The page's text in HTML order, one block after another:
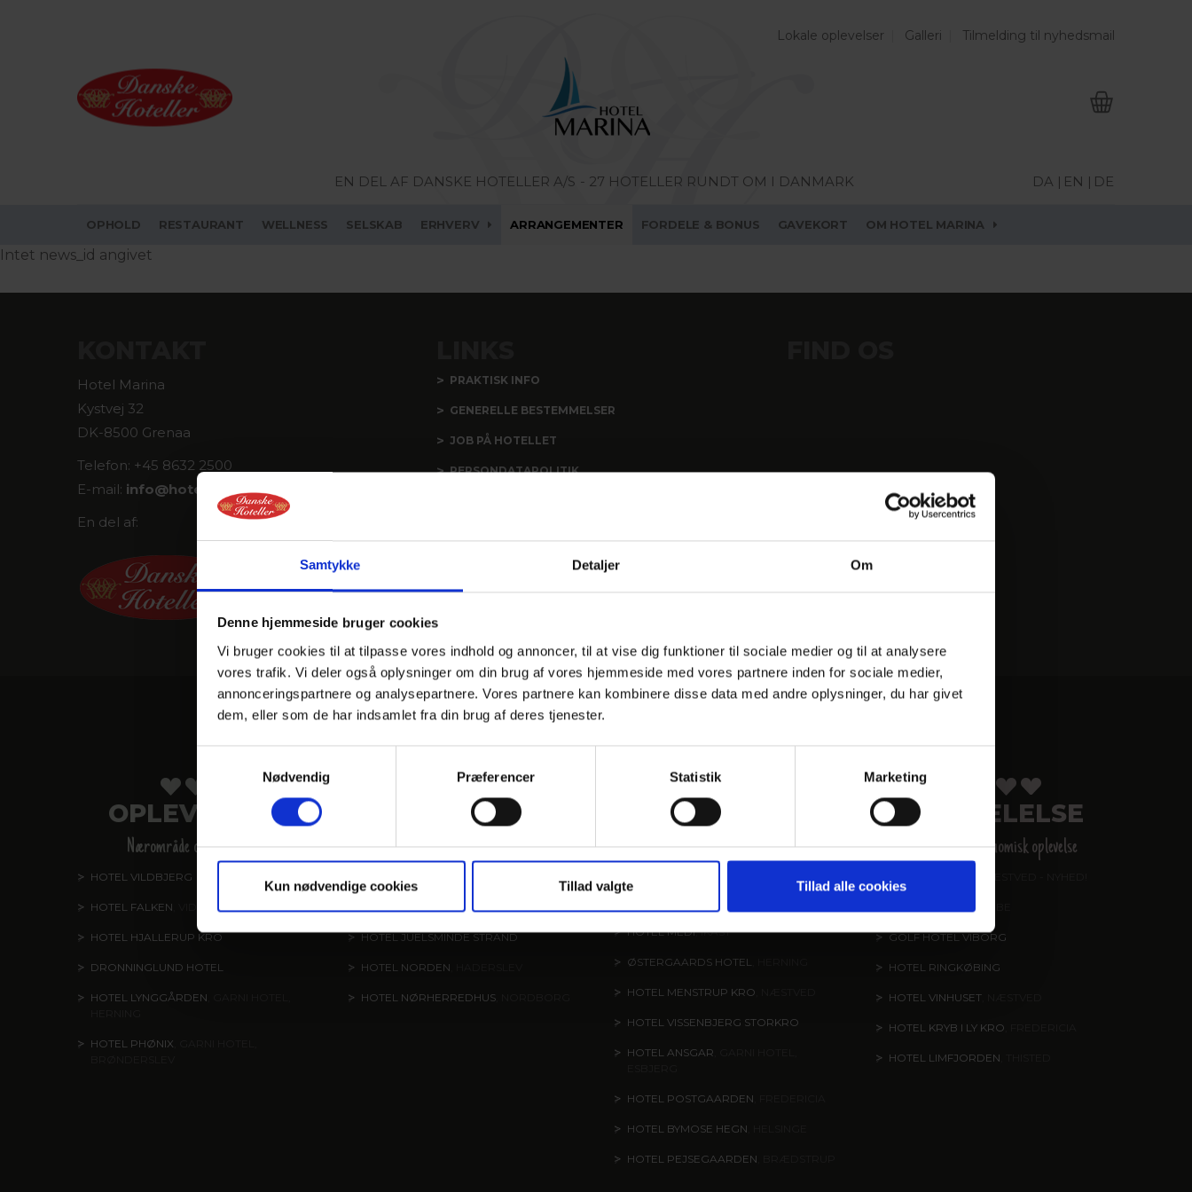
Samtykke Detaljer Om
Denne hjemmeside bruger cookies
Vi bruger cookies til at tilpasse vores indhold og annoncer, til at vise dig funktioner til sociale medier og til at analysere
vores trafik. Vi deler også oplysninger om din brug af vores hjemmeside med vores partnere inden for sociale medier,
annonceringspartnere og analysepartnere. Vores partnere kan kombinere disse data med andre oplysninger, du har givet
dem, eller som de har indsamlet fra din brug af deres tjenester.
Nødvendig
Præferencer Statistik Marketing
Kun nødvendige cookies Tillad valgte Tillad alle cookies
Lokale oplevelser Galleri Tilmelding til nyhedsmail
EN DEL AF DANSKE HOTELLER A/S - 27 HOTELLER RUNDT OM I DANMARK DA | EN | DE
OPHOLD RESTAURANT WELLNESS SELSKAB ERHVERV ARRANGEMENTER FORDELE & BONUS GAVEKORT OM HOTEL MARINA
Intet news_id angivet
Hotel Marina
Kystvej 32
DK-8500 Grenaa
Telefon: +45 8632 2500
E-mail: info@hotel-marina.dk
En del af:
PRAKTISK INFO
GENERELLE BESTEMMELSER
JOB PÅ HOTELLET
PERSONDATAPOLITIK
OPLEVELSER
Nærområde og oplevelser
HOTEL VILDBJERG
HOTEL FALKEN , VIDEBÆK
HOTEL HJALLERUP KRO
DRONNINGLUND HOTEL
HOTEL LYNGGÅRDEN
HOTEL PHØNIX
VANDKANTEN
Gastronomi og naturen
HOTEL MARINA, GRENAA
HOTEL JUELSMINDE STRAND
HOTEL NORDEN
HOTEL NØRHERREDHUS
KLASSISK
Gastronomi, byerne, naturen,
HOTEL MEDI, IKAST
ØSTERGAARDS HOTEL
HOTEL MENSTRUP KRO
HOTEL VISSENBJERG STORKRO
HOTEL ANSGAR
HOTEL POSTGAARDEN
HOTEL BYMOSE HEGN
HOTEL PEJSEGAARDEN
FORKÆLELSE
Helstøbt gastronomisk oplevelse
HOTEL DAGMAR
GOLF HOTEL VIBORG
HOTEL RINGKØBING
HOTEL VINHUSET
HOTEL KRYB I LY KRO
HOTEL LIMFJORDEN